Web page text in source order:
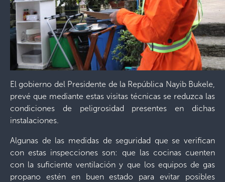
El gobierno del Presidente de la República Nayib Bukele,
prevé que mediante estas visitas técnicas se reduzca las
condiciones de peligrosidad presentes en dichas
instalaciones.
Algunas de las medidas de seguridad que se verifican
con estas inspecciones son: que las cocinas cuenten
con la suficiente ventilación y que los equipos de gas
propano estén en buen estado para evitar posibles